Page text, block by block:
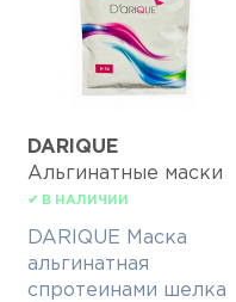
DARIQUE
Альгинатные маски
✔ В НАЛИЧИИ
DARIQUE Маска
альгинатная
спротеинами шелка